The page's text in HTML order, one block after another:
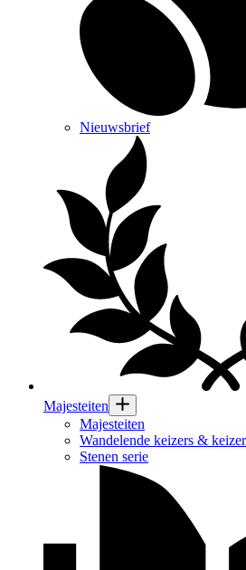
Nieuwsbrief
Majesteiten
Majesteiten
Wandelende keizers &
Stenen serie